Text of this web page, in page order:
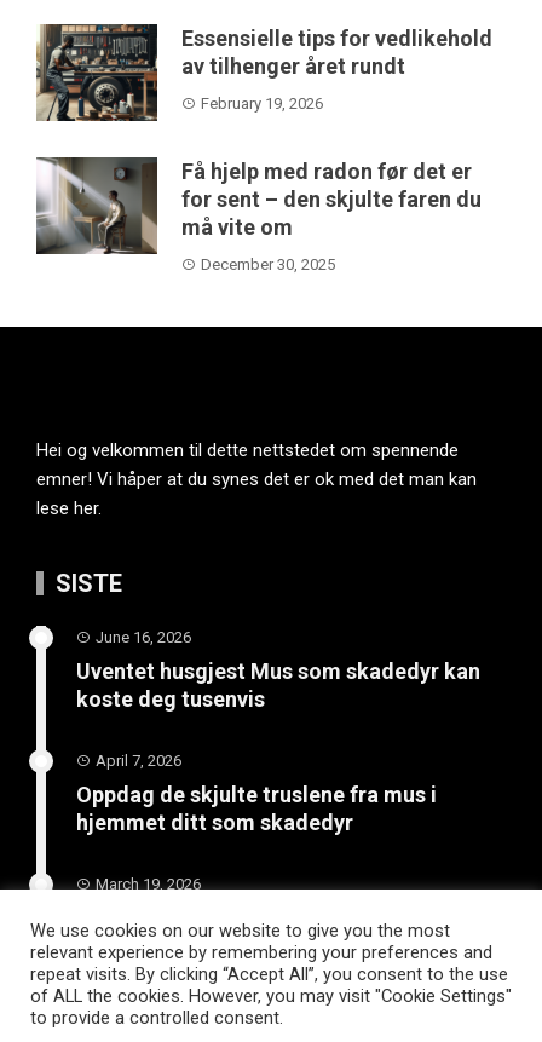
Essensielle tips for vedlikehold
av tilhenger året rundt
February 19, 2026
Få hjelp med radon før det er
for sent – den skjulte faren du
må vite om
December 30, 2025
Hei og velkommen til dette nettstedet om spennende
emner! Vi håper at du synes det er ok med det man kan
lese her.
SISTE
June 16, 2026
Uventet husgjest Mus som skadedyr kan
koste deg tusenvis
April 7, 2026
Oppdag de skjulte truslene fra mus i
hjemmet ditt som skadedyr
March 19, 2026
Slik vedlikeholder du tilhengeren for
langvarig bruk
We use cookies on our website to give you the most
relevant experience by remembering your preferences and
repeat visits. By clicking “Accept All”, you consent to the use
of ALL the cookies. However, you may visit "Cookie Settings"
to provide a controlled consent.